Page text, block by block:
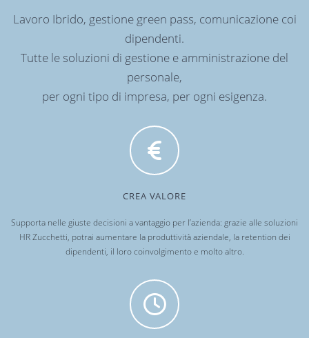
Lavoro Ibrido, gestione green pass, comunicazione coi
dipendenti.
Tutte le soluzioni di gestione e amministrazione del
personale,
per ogni tipo di impresa, per ogni esigenza.
CREA VALORE
Supporta nelle giuste decisioni a vantaggio per l’azienda: grazie alle soluzioni
HR Zucchetti, potrai aumentare la produttività aziendale, la retention dei
dipendenti, il loro coinvolgimento e molto altro.